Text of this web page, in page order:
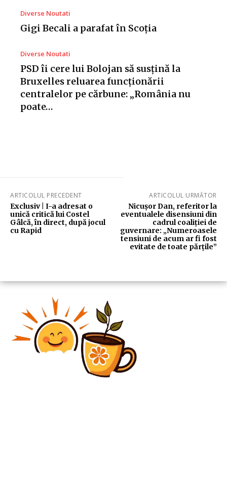
Diverse Noutati
Gigi Becali a parafat în Scoția
Diverse Noutati
PSD îi cere lui Bolojan să susțină la
Bruxelles reluarea funcționării
centralelor pe cărbune: „România nu
poate…
ARTICOLUL PRECEDENT
Exclusiv | I-a adresat o
unică critică lui Costel
Gâlcă, în direct, după jocul
cu Rapid
ARTICOLUL URMĂTOR
Nicușor Dan, referitor la
eventualele disensiuni din
cadrul coaliției de
guvernare: „Numeroasele
tensiuni de acum ar fi fost
evitate de toate părțile”